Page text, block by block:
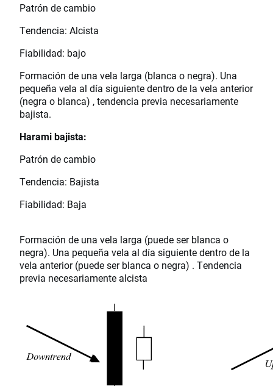
Patrón de cambio
Tendencia: Alcista
Fiabilidad: bajo
Formación de una vela larga (blanca o negra). Una
pequeña vela al día siguiente dentro de la vela anterior
(negra o blanca) , tendencia previa necesariamente
bajista.
Harami bajista:
Patrón de cambio
Tendencia: Bajista
Fiabilidad: Baja
Formación de una vela larga (puede ser blanca o
negra). Una pequeña vela al día siguiente dentro de la
vela anterior (puede ser blanca o negra) . Tendencia
previa necesariamente alcista